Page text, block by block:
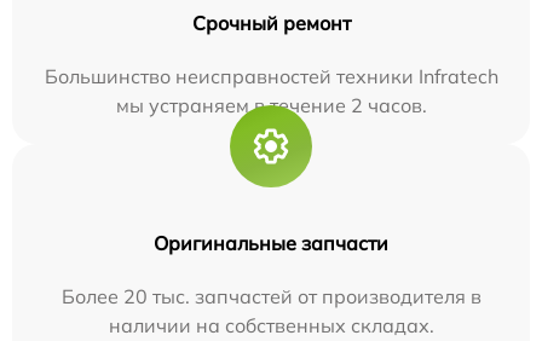
Срочный ремонт
Большинство неисправностей техники Infratech
мы устраняем в течение 2 часов.
Оригинальные запчасти
Более 20 тыс. запчастей от производителя в
наличии на собственных складах.